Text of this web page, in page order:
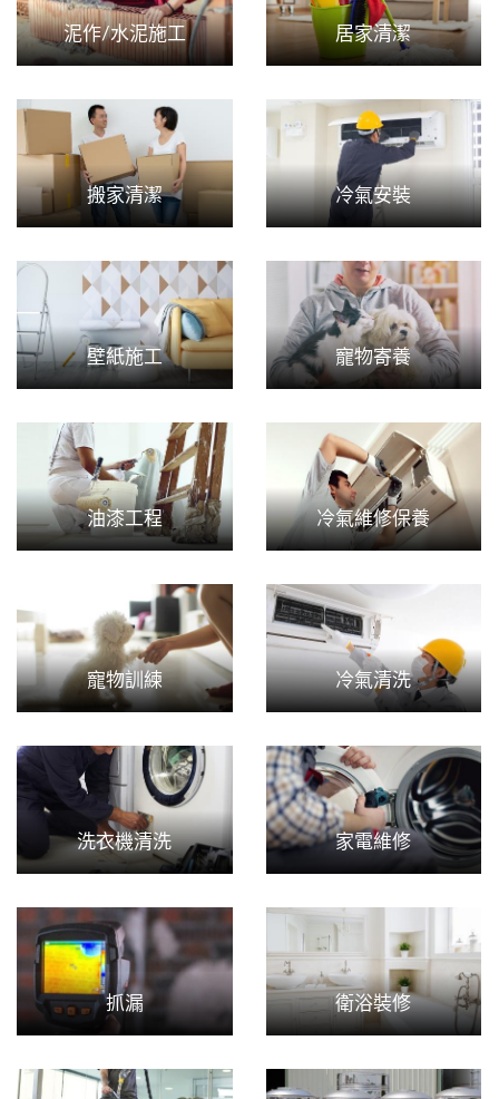
泥作/水泥施工 居家清潔
搬家清潔 冷氣安裝
壁紙施工 寵物寄養
油漆工程 冷氣維修保養
寵物訓練 冷氣清洗
洗衣機清洗 家電維修
抓漏 衛浴裝修